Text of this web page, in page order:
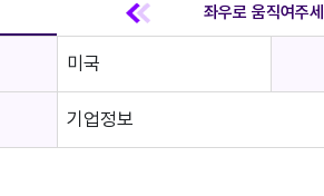
미국
기업정보